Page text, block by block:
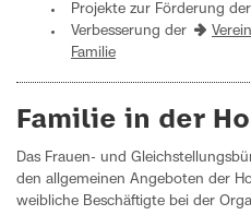
Projekte zur Förderung
Verbesserung der
Familie
Familie in der
Das Frauen- und
den allgemeinen Angeboten der
weibliche Beschäftigte bei der